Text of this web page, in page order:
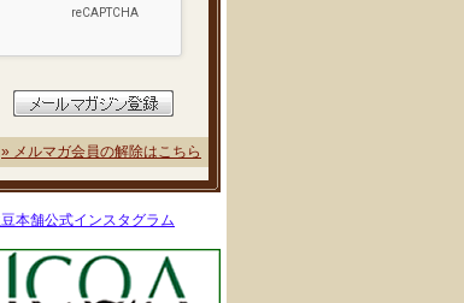
» メルマガ会員の解除はこちら